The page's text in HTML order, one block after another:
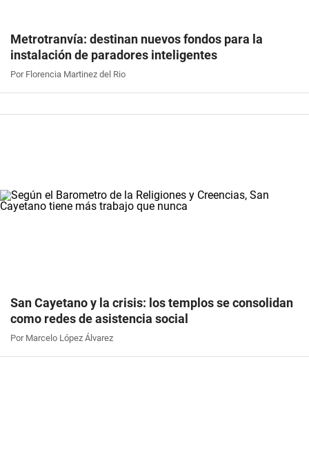
Metrotranvía: destinan nuevos fondos para la
instalación de paradores inteligentes
Por Florencia Martinez del Rio
San Cayetano y la crisis: los templos se consolidan
como redes de asistencia social
Por Marcelo López Álvarez